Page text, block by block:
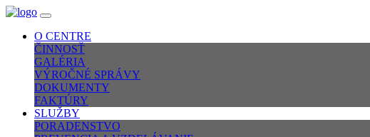
O CENTRE
ČINNOSŤ
GALÉRIA
VÝROČNÉ SPRÁVY
DOKUMENTY
FAKTÚRY
SLUŽBY
PORADENSTVO